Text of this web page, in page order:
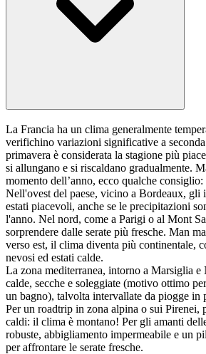
La Francia ha un clima generalmente
verifichino variazioni significative a
primavera è considerata la stagione più
si allungano e si riscaldano gradualmente.
momento dell’anno, ecco qualche consiglio:
Nell'ovest del paese, vicino a Bordeaux, gli
estati piacevoli, anche se le precipitazioni
l'anno. Nel nord, come a Parigi o al Mont
sorprendere dalle serate più fresche. Man
verso est, il clima diventa più continentale,
nevosi ed estati calde.
La zona mediterranea, intorno a Marsiglia
calde, secche e soleggiate (motivo ottimo
un bagno), talvolta intervallate da piogge in
Per un roadtrip in zona alpina o sui Pirenei,
caldi: il clima è montano! Per gli amanti
robuste, abbigliamento impermeabile e un
per affrontare le serate fresche.